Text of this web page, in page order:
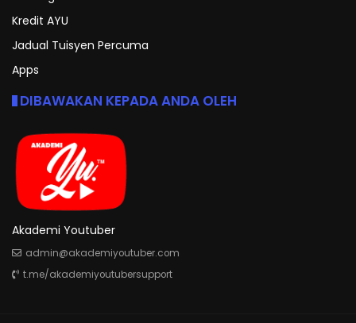
Kredit AYU
Jadual Tuisyen Percuma
Apps
DIBAWAKAN KEPADA ANDA OLEH
Akademi Youtuber
admin@akademiyoutuber.com
t.me/akademiyoutubersupport